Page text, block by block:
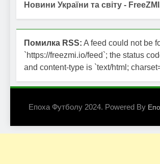
Новини України та світу -
Помилка RSS: A feed could not be
`https://freezmi.io/feed`; the status
and content-type is `text/html;
Епоха Футболу 2024. Powered By